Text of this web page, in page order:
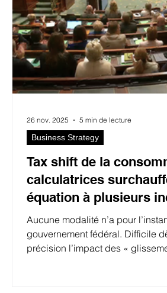
Tax shift de la
calculatrices
équation à plusieurs
Aucune modalité n’a pour
gouvernement fédéral. Difficile
précision l’impact des «
Business Strategy
26 nov. 2025 5 min de lecture